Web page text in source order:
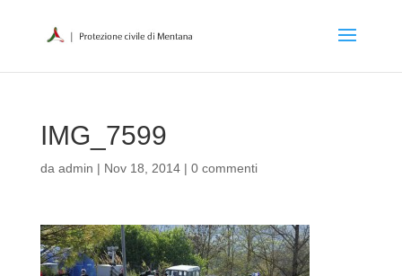
IMG_7599
da admin | Nov 18, 2014| 0 commenti